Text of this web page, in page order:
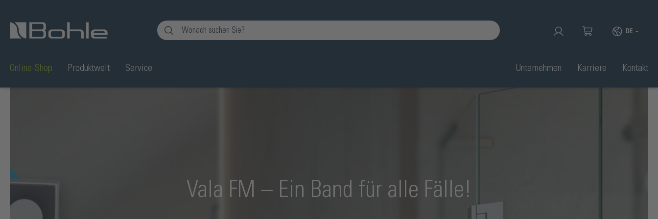
DE
Online-Shop Produktwelt Service Unternehmen Karriere Kontakt
Vala FM – Ein Band für alle Fälle!